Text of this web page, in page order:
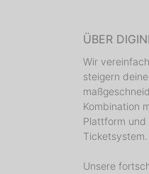
ÜBER
Wir
steigern
Kombination
Plattform und
Ticketsystem.
Unsere